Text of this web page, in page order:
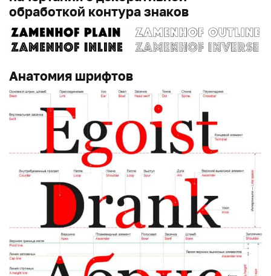
обработкой контура знаков
Анатомия шрифтов